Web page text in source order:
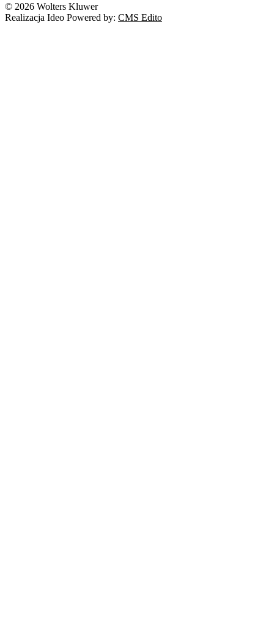
© 2026 Wolters Kluwer
Realizacja Ideo Powered by: CMS Edito